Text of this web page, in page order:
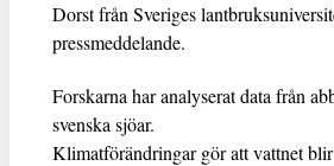
Dorst från Sveriges
pressmeddelande.
Forskarna har analyserat data från
svenska sjöar.
Klimatförändringar gör att vattnet